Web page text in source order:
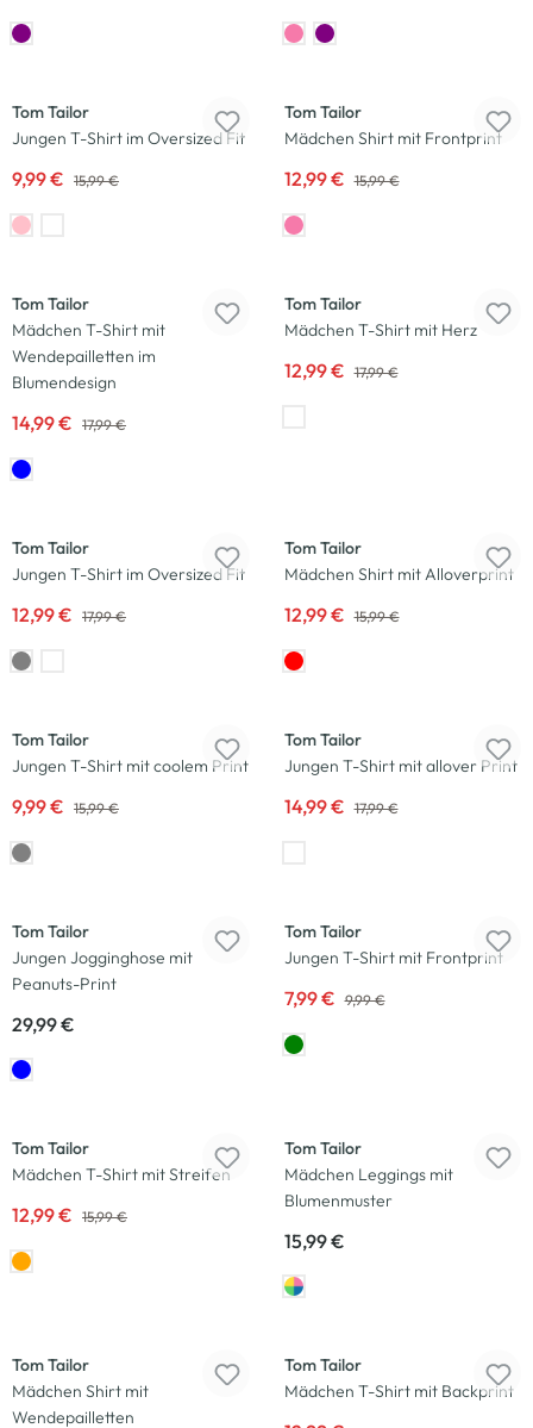
Tom Tailor
Jungen T-Shirt im Oversized Fit
9,99 € 15,99 €
Tom Tailor
Mädchen Shirt mit Frontprint
12,99 € 15,99 €
Tom Tailor
Mädchen T-Shirt mit
Wendepailletten im
Blumendesign
14,99 € 17,99 €
Tom Tailor
Mädchen T-Shirt mit Herz
12,99 € 17,99 €
Tom Tailor
Jungen T-Shirt im Oversized Fit
12,99 € 17,99 €
Tom Tailor
Mädchen Shirt mit Alloverprint
12,99 € 15,99 €
Tom Tailor
Jungen T-Shirt mit coolem Print
9,99 € 15,99 €
Tom Tailor
Jungen T-Shirt mit allover Print
14,99 € 17,99 €
Tom Tailor
Jungen Jogginghose mit
Peanuts-Print
29,99 €
Tom Tailor
Jungen T-Shirt mit Frontprint
7,99 € 9,99 €
Tom Tailor
Mädchen T-Shirt mit Streifen
12,99 € 15,99 €
Tom Tailor
Mädchen Leggings mit
Blumenmuster
15,99 €
Tom Tailor
Mädchen Shirt mit
Wendepailletten
Tom Tailor
Mädchen T-Shirt mit Backprint